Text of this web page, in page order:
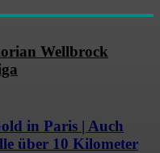
Wellbrock
in Paris | Auch
über 10 Kilometer